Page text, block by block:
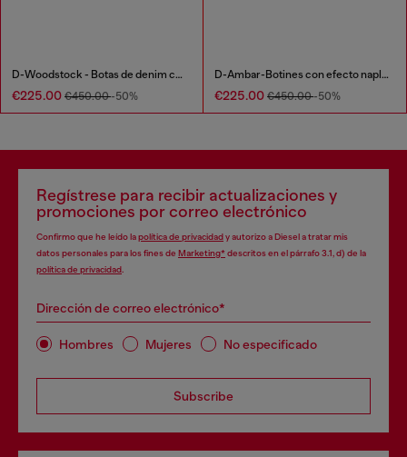
D-Woodstock - Botas de denim con tacón
€225.00 €450.00-50%
D-Ambar-Botines con efecto naplak y punta cuadrada
€225.00 €450.00-50%
Regístrese para recibir actualizaciones y
promociones por correo electrónico
Confirmo que he leído lapolítica de privacidady autorizo a Diesel a tratar mis
datos personales para los fines de Marketing*descritos en el párrafo 3.1, d) de la
política de privacidad
Dirección de correo electrónico*
Hombres Mujeres No especificado
Subscribe